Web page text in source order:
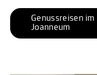
Genussreisen
Joanneum